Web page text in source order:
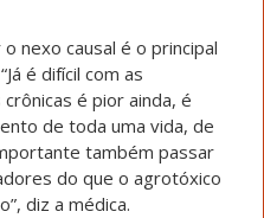
nexo causal é o principal
é difícil com as
é pior ainda, é
de toda uma vida, de
também passar
do que o agrotóxico
diz a médica.